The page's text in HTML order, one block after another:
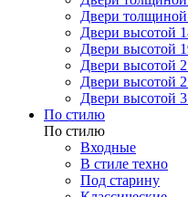
Двери
Двери высотой
Двери высотой
Двери высотой
Двери высотой 2
Двери высотой 3
По стилю
По стилю
Входные
В стиле техно
Под старину